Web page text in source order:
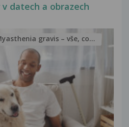
datech a obrazech
gravis – vše, co...